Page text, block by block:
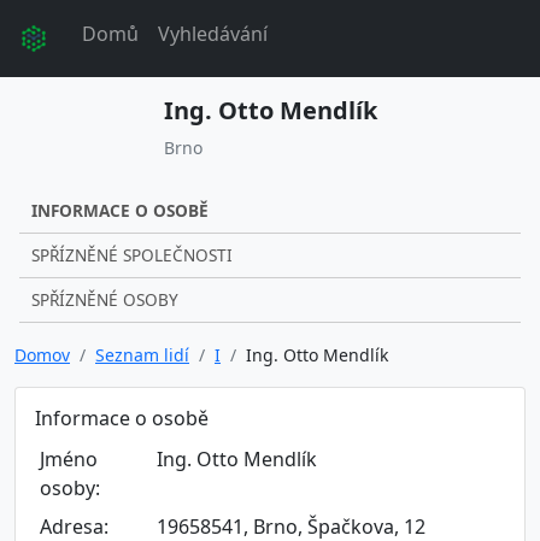
Domů Vyhledávání
Ing. Otto Mendlík
Brno
INFORMACE O OSOBĚ
SPŘÍZNĚNÉ SPOLEČNOSTI
SPŘÍZNĚNÉ OSOBY
Domov Seznam lidí I Ing. Otto Mendlík
Informace o osobě
Jméno
osoby:
Ing. Otto Mendlík
Adresa: 19658541, Brno, Špačkova, 12